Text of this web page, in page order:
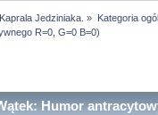
Jedziniaka. » Kategoria
R=0, G=0 B=0)
Humor